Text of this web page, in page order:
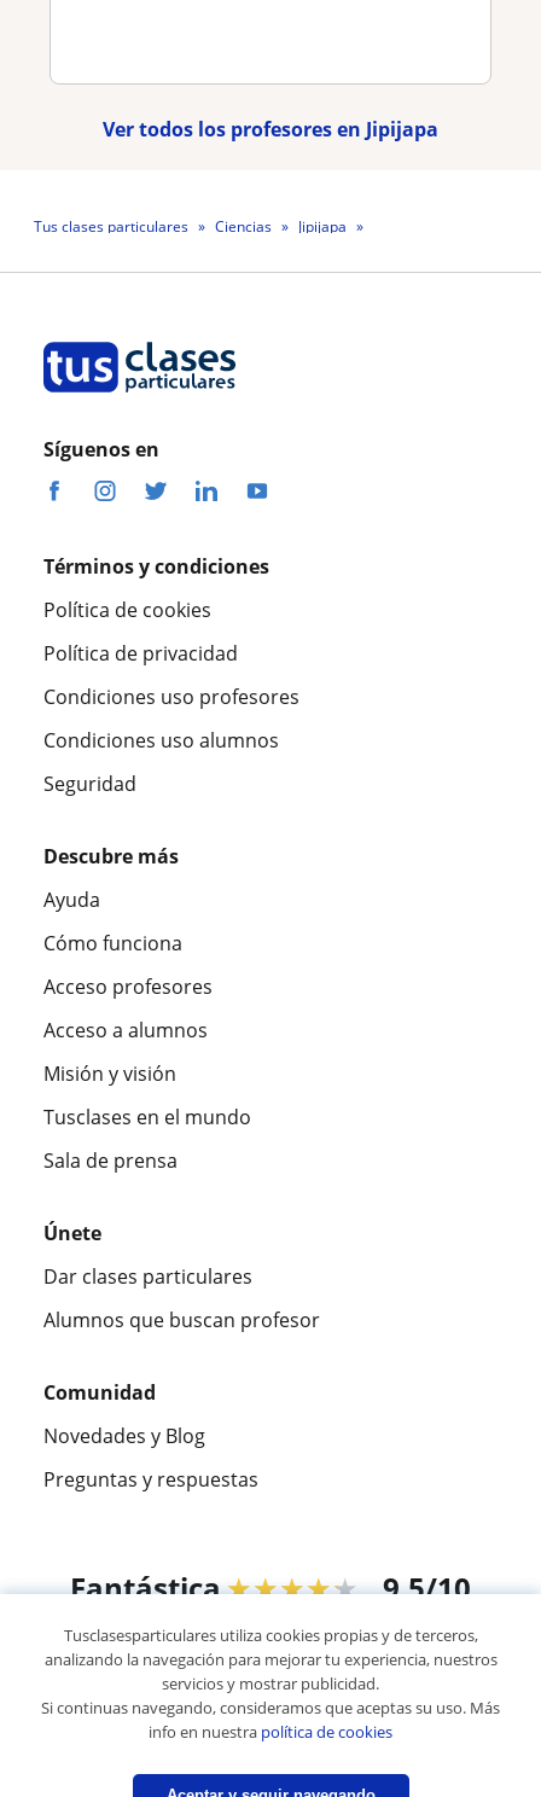
Ver todos los profesores en Jipijapa
Tus clases particulares Ciencias
Jipijapa
Síguenos en
Términos y condiciones
Política de cookies
Política de privacidad
Condiciones uso profesores
Condiciones uso alumnos
Seguridad
Descubre más
Ayuda
Cómo funciona
Acceso profesores
Acceso a alumnos
Misión y visión
Tusclases en el mundo
Sala de prensa
Únete
Dar clases particulares
Alumnos que buscan profesor
Comunidad
Novedades y Blog
Preguntas y respuestas
Fantástica★★★★★ 9,5/10
305915opiniones de alumnos
© 2007 - 2026 Tusclasesparticulares.com.ec
Mapa web:Profesores particulares
Tusclasesparticulares utiliza cookies propias y de terceros,
analizando la navegación para mejorar tu experiencia, nuestros
servicios y mostrar publicidad.
Si continuas navegando, consideramos que aceptas su uso. Más
info en nuestra política de cookies